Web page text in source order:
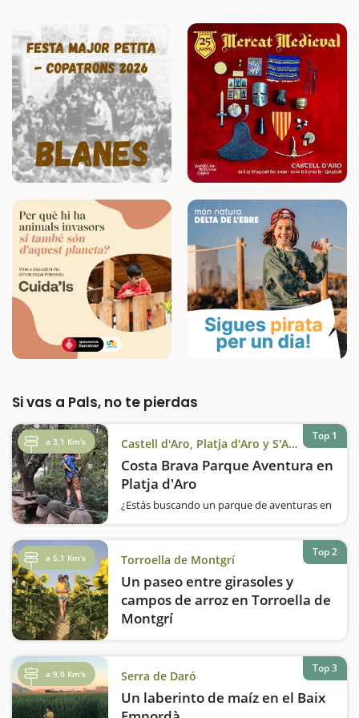
Si vas a Pals, no te pierdas
a 3,1 Km's Castell d'Aro, Platja d'Aro y S'Agaró
Costa Brava Parque Aventura en
Platja d'Aro
¿Estás buscando un parque de aventuras en
Aventura está situado en Platja d'Aro y aquí
podréis vivir vuestra propia aventura.…
Top 1
a 5,1 Km's Torroella de Montgrí
Un paseo entre girasoles y
campos de arroz en Torroella de
Montgrí
Torroella de Montgrí es un municipio del
Baix Empordà que también incluye el núcleo
de l'Estartit, un antiguo pueblo de
pescadores que actualmente es uno de los
destinos turísticos más importantes de la
Costa…
Top 2
a 9,0 Km's Serra de Daró
Un laberinto de maíz en el Baix
Top 3